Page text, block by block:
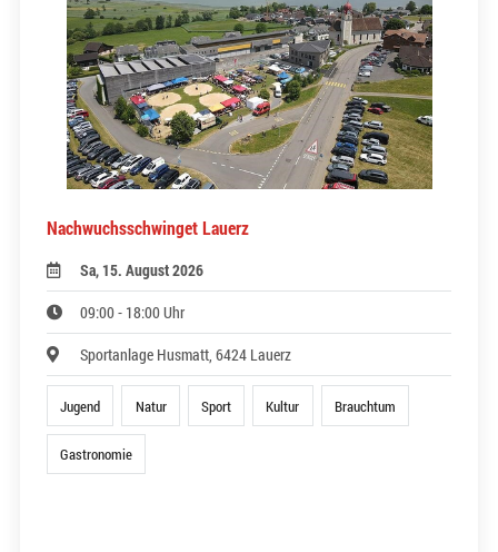
Nachwuchsschwinget Lauerz
Sa, 15. August 2026
09:00 - 18:00 Uhr
Sportanlage Husmatt, 6424 Lauerz
Jugend Natur Sport Kultur Brauchtum
Gastronomie